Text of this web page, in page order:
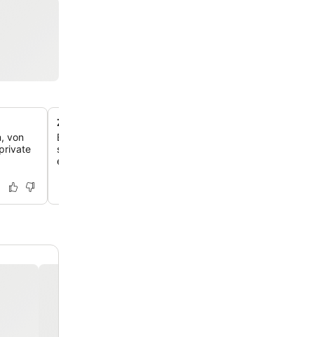
von
Zimmer mit privatem Balkon
Einige Zimmer haben private Balkone oder Terrassen,
schönen Außenbereich bieten, um die Morgenluft zu
einfach zu entspannen.